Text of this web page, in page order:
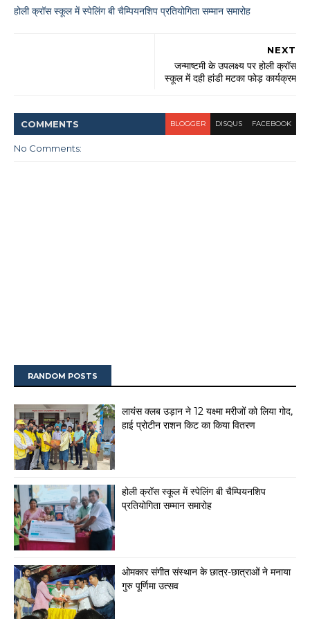
होली क्रॉस स्कूल में स्पेलिंग बी चैम्पियनशिप प्रतियोगिता सम्मान समारोह
NEXT
जन्माष्टमी के उपलक्ष्य पर होली क्रॉस
स्कूल में दही हांडी मटका फोड़ कार्यक्रम
COMMENTS BLOGGER DISQUS FACEBOOK
No Comments:
RANDOM POSTS
लायंस क्लब उड़ान ने 12 यक्ष्मा मरीजों को लिया गोद,
हाई प्रोटीन राशन किट का किया वितरण
होली क्रॉस स्कूल में स्पेलिंग बी चैम्पियनशिप
प्रतियोगिता सम्मान समारोह
ओमकार संगीत संस्थान के छात्र-छात्राओं ने मनाया
गुरु पूर्णिमा उत्सव